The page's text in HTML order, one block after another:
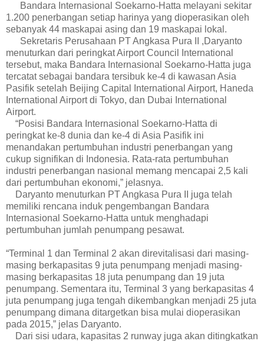
Bandara Internasional Soekarno-Hatta melayani sekitar
1.200 penerbangan setiap harinya yang dioperasikan oleh
sebanyak 44 maskapai asing dan 19 maskapai lokal.
Sekretaris Perusahaan PT Angkasa Pura II ,Daryanto
menuturkan dari peringkat Airport Council International
tersebut, maka Bandara Internasional Soekarno-Hatta juga
tercatat sebagai bandara tersibuk ke-4 di kawasan Asia
Pasifik setelah Beijing Capital International Airport, Haneda
International Airport di Tokyo, dan Dubai International
Airport.
“Posisi Bandara Internasional Soekarno-Hatta di
peringkat ke-8 dunia dan ke-4 di Asia Pasifik ini
menandakan pertumbuhan industri penerbangan yang
cukup signifikan di Indonesia. Rata-rata pertumbuhan
industri penerbangan nasional memang mencapai 2,5 kali
dari pertumbuhan ekonomi,” jelasnya.
Daryanto menuturkan PT Angkasa Pura II juga telah
memiliki rencana induk pengembangan Bandara
Internasional Soekarno-Hatta untuk menghadapi
pertumbuhan jumlah penumpang pesawat.
“Terminal 1 dan Terminal 2 akan direvitalisasi dari masing-
masing berkapasitas 9 juta penumpang menjadi masing-
masing berkapasitas 18 juta penumpang dan 19 juta
penumpang. Sementara itu, Terminal 3 yang berkapasitas 4
juta penumpang juga tengah dikembangkan menjadi 25 juta
penumpang dimana ditargetkan bisa mulai dioperasikan
pada 2015,” jelas Daryanto.
Dari sisi udara, kapasitas 2 runway juga akan ditingkatkan